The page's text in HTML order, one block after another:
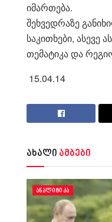
იმართება.
შეხვედრაზე
საკითხები, ასევე
თემატიკა და
15.04.14
ახალი ამბები
ᲐᲜᲐᲚᲘᲢᲘᲙᲐ